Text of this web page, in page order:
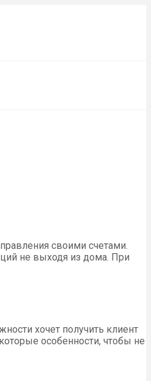
своими счетами.
не выходя из дома. При
хочет получить клиент
особенности, чтобы не